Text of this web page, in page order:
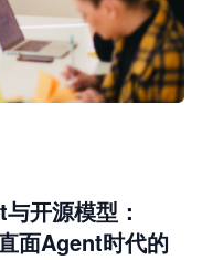
开源模型：
面Agent时代的